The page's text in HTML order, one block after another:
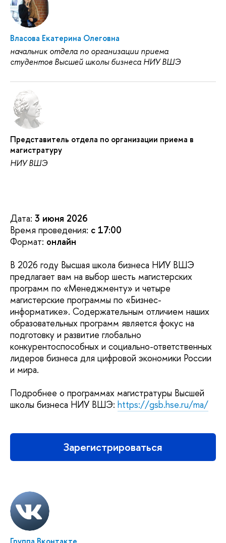
Власова Екатерина Олеговна
начальник отдела по организации приема
студентов Высшей школы бизнеса НИУ ВШЭ
Представитель отдела по организации приема в
магистратуру
НИУ ВШЭ
Дата: 3 июня 2026
Время проведения: с 17:00
Формат: онлайн
В 2026 году Высшая школа бизнеса НИУ ВШЭ
предлагает вам на выбор шесть магистерских
программ по «Менеджменту» и четыре
магистерские программы по «Бизнес-
информатике». Содержательным отличием наших
образовательных программ является фокус на
подготовку и развитие глобально
конкурентоспособных и социально-ответственных
лидеров бизнеса для цифровой экономики России
и мира.
Подробнее о программах магистратуры Высшей
школы бизнеса НИУ ВШЭ: https://gsb.hse.ru/ma/
Зарегистрироваться